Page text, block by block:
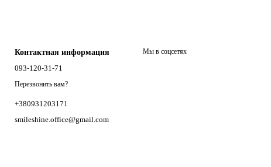
Контактная информация
093-120-31-71
Перезвонить вам?
+380931203171
smileshine.office@gmail.com
Мы в соцсетях